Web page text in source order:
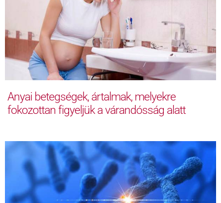
Anyai betegségek, ártalmak, melyekre
fokozottan figyeljük a várandósság alatt